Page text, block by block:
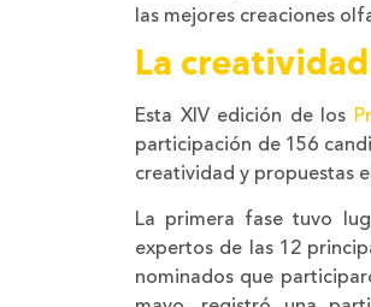
las mejores creaciones
La
Esta XIV edición de los
participación de 156
creatividad y propuestas
La primera fase tuvo
expertos de las 12
nominados que